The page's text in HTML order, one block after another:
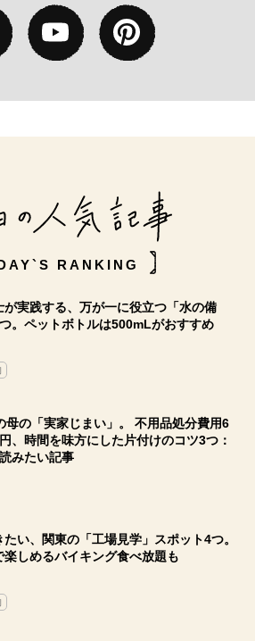
RANKING
が実践する、万が一に役立つ「水の備
。ペットボトルは500mLがおすすめ
母の「実家じまい」。 不用品処分費用6
、時間を味方にした片付けのコツ3つ：
みたい記事
たい、関東の「工場見学」スポット4つ。
楽しめるバイキング食べ放題も